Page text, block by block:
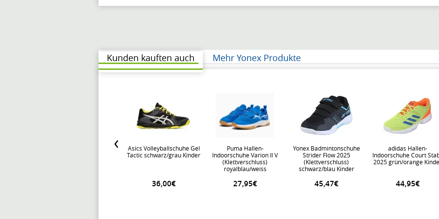
Kunden kauften auch Mehr Yonex Produkte
Asics Volleyballschuhe Gel
Tactic schwarz/grau Kinder
36,00€
Puma Hallen-
Indoorschuhe Varion II V
(Klettverschluss)
royalblau/weiss
27,95€
Yonex Badmintonschuhe
Strider Flow 2025
(Klettverschluss)
schwarz/blau Kinder
45,47€
adidas Hallen-
Indoorschuhe Court
2025 grün/orange
44,95€